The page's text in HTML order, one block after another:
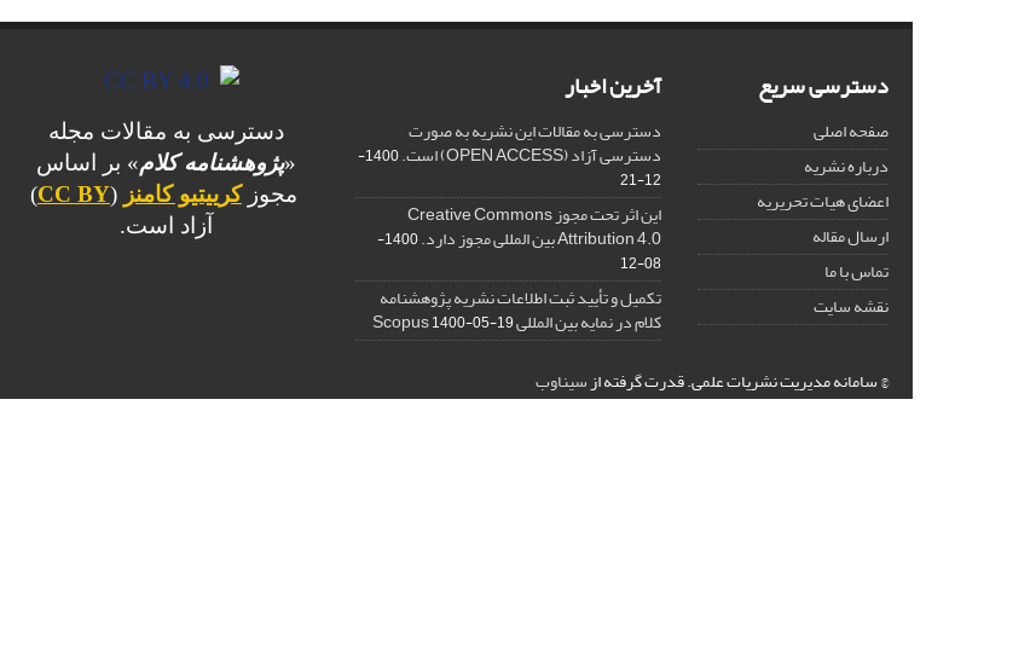
دسترسی سریع
صفحه اصلی
درباره نشریه
اعضای هیات تحریریه
ارسال مقاله
تماس با ما
نقشه سایت
آخرین اخبار
دسترسی به مقالات این نشریه به صورت
دسترسی آزاد (OPEN ACCESS) است.
1400-
12-21
این اثر تحت مجوز Creative Commons
Attribution 4.0 بین المللی مجوز دارد.
1400-
08-12
تکمیل و تأیید ثبت اطلاعات نشریه پژوهشنامه
کلام در نمایه بین المللی Scopus1400-05-19
دسترسی به مقالات مجله
«پژوهشنامه کلام» بر اساس
مجوزکرییتیو کامنز (
CC BY
)
آزاد است.
© سامانه مدیریت نشریات علمی.قدرت گرفته ازسیناوب